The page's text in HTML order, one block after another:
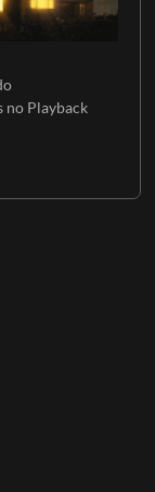
no Playback